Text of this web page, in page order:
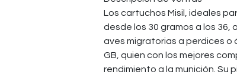
Los cartuchos Misil, ideales
desde los 30 gramos a los
aves migratorias a perdices o
GB, quien con los mejores
rendimiento a la munición. Su